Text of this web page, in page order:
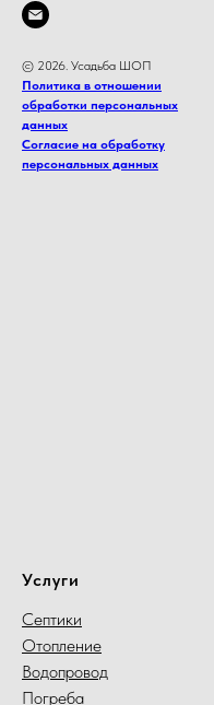
© 2026. Усадьба ШОП
Политика в отношении
обработки персональных
данных
Согласие на обработку
персональных данных
Услуги
Септики
Отопление
Водопровод
Погреба